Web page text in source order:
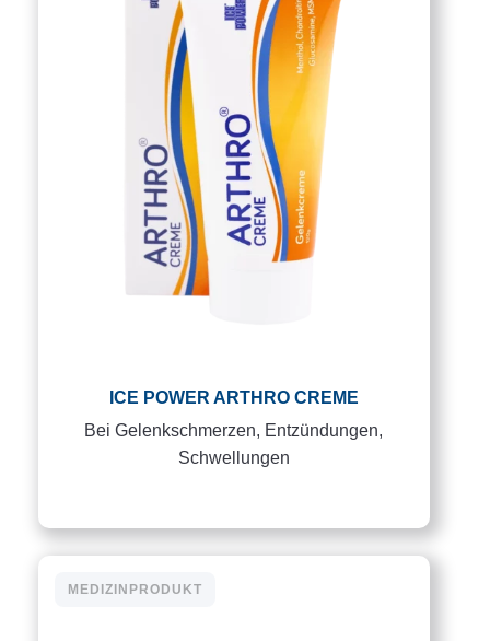
ICE POWER ARTHRO CREME
Bei Gelenkschmerzen, Entzündungen,
Schwellungen
MEDIZINPRODUKT